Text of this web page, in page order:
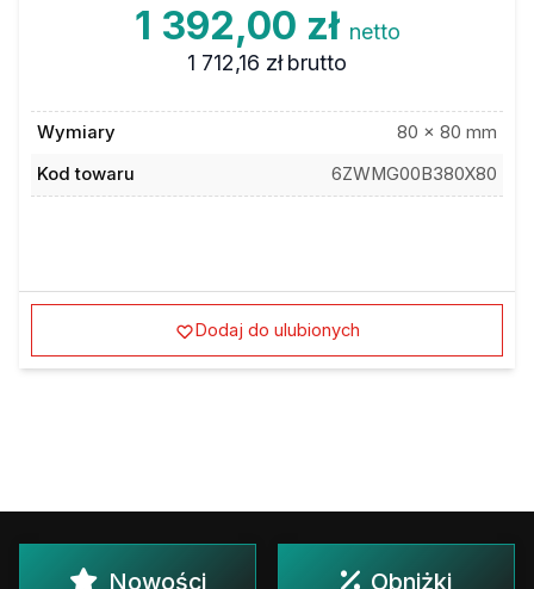
1 392,00 zł netto
1 712,16 zł brutto
Wymiary
80 x 80 mm
Kod towaru
6ZWMG00B380X80
Dodaj do ulubionych
Nowości Obniżki